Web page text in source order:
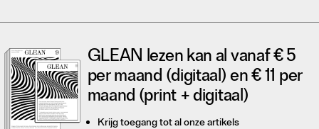
GLEAN lezen kan al vanaf € 5
per maand (digitaal) en € 11 per
maand (print + digitaal)
Krijg toegang tot al onze artikels